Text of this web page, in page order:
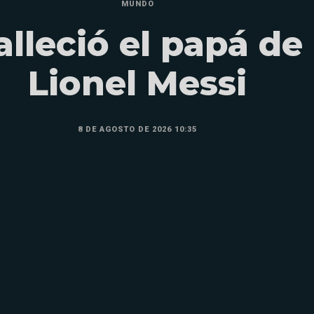
MUNDO
el papá de
Lionel Messi
8 DE AGOSTO DE 2026 10:35